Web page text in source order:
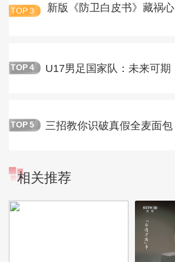
TOP 3 新版《防卫白皮书》藏祸心
TOP 4 U17男足国家队：未来可期
TOP 5 三招教你识破真假全麦面包
相关推荐